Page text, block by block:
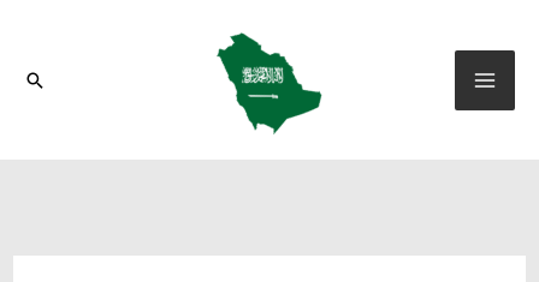
إلى
المحتوى
البحث